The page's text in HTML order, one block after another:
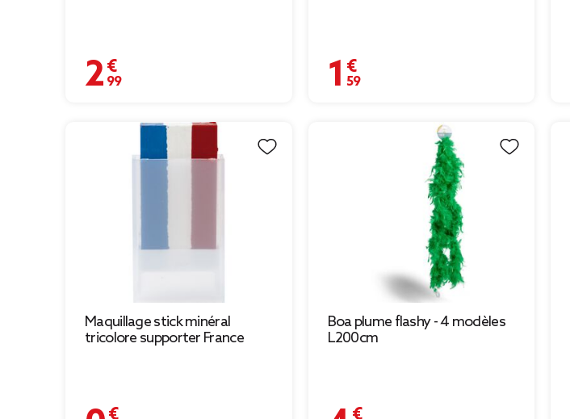
2,99 € 1,59 €
Maquillage stick minéral
tricolore supporter France
0,75 €
Boa plume flashy - 4 modèles
L200cm
4,99 €